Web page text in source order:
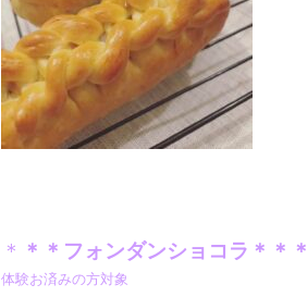
＊ ＊＊フォンダンショコラ＊＊＊
体験お済みの方対象